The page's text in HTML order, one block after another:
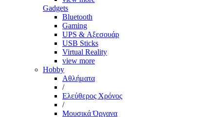
Gadgets
Bluetooth
Gaming
UPS & Αξεσουάρ
USB Sticks
Virtual Reality
view more
Hobby
Αθλήματα
/
Ελεύθερος Χρόνος
/
Μουσικά Όργανα